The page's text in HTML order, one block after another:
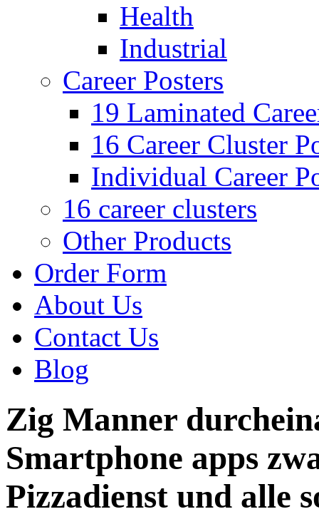
Health
Industrial
Career Posters
19 Laminated
16 Career Cluster
Individual Career
16 career clusters
Other Products
Order Form
About Us
Contact Us
Blog
Zig Manner
Smartphone apps
Pizzadienst und alle